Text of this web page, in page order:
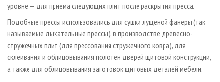
уровне — для приема следующих плит после раскрытия пресса.
Подобные прессы использовались для сушки лущеной фанеры (так
называемые дыхательные прессы), в производстве древесно-
стружечных плит (для прессования стружечного ковра), для
склеивания и облицовывания полотен дверей щитовой конструкции,
а также для облицовывания заготовок щитовых деталей мебели.